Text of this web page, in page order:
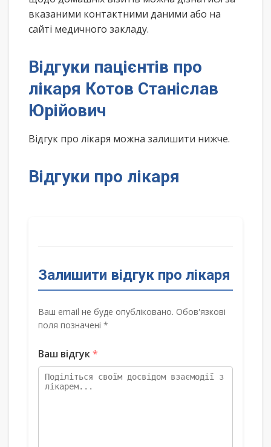
вказаними контактними даними або на
сайті медичного закладу.
Відгуки пацієнтів про
лікаря Котов Станіслав
Юрійович
Відгук про лікаря можна залишити нижче.
Відгуки про лікаря
Залишити відгук про лікаря
Ваш email не буде опубліковано. Обов'язкові
поля позначені *
Ваш відгук*